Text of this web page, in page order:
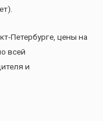
Петербурге, цены на
всей
и